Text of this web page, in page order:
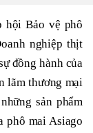
hội Bảo vệ phô
nghiệp thịt
đồng hành của
lãm thương mại
những sản phẩm
phô mai Asiago